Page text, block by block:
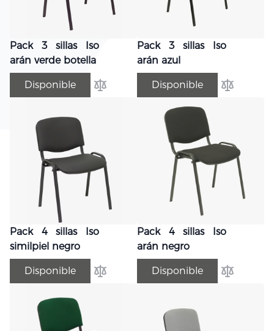
Pack 3 sillas Iso
arán verde botella
Disponible
Añadir para comparar
Pack 3 sillas Iso
arán azul
Disponible
Añadir
Pack 4 sillas Iso
similpiel negro
Disponible
Añadir para comparar
Pack 4 sillas Iso
arán negro
Disponible
Añadir